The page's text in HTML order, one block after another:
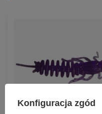
NOWOŚĆ
Konfiguracja zgód